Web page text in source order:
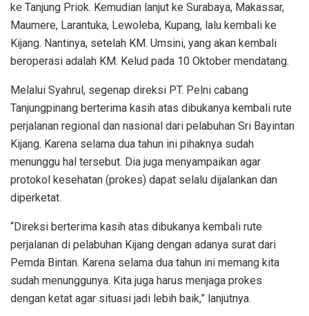
ke Tanjung Priok. Kemudian lanjut ke Surabaya, Makassar,
Maumere, Larantuka, Lewoleba, Kupang, lalu kembali ke
Kijang. Nantinya, setelah KM. Umsini, yang akan kembali
beroperasi adalah KM. Kelud pada 10 Oktober mendatang.
Melalui Syahrul, segenap direksi PT. Pelni cabang
Tanjungpinang berterima kasih atas dibukanya kembali rute
perjalanan regional dan nasional dari pelabuhan Sri Bayintan
Kijang. Karena selama dua tahun ini pihaknya sudah
menunggu hal tersebut. Dia juga menyampaikan agar
protokol kesehatan (prokes) dapat selalu dijalankan dan
diperketat.
“Direksi berterima kasih atas dibukanya kembali rute
perjalanan di pelabuhan Kijang dengan adanya surat dari
Pemda Bintan. Karena selama dua tahun ini memang kita
sudah menunggunya. Kita juga harus menjaga prokes
dengan ketat agar situasi jadi lebih baik,” lanjutnya.